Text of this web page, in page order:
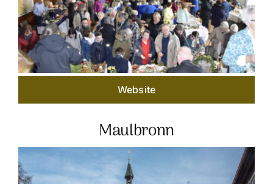
Website
Maulbronn